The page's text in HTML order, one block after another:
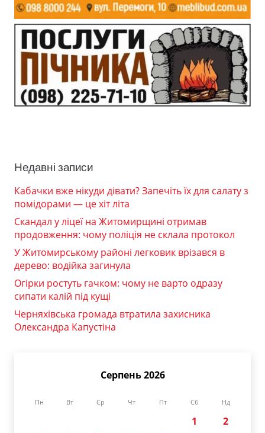
Недавні записи
Кабачки вже нікуди дівати? Запечіть їх для салату з
помідорами — це хіт літа
Скандал у ліцеї на Житомирщині отримав
продовження: чому поліція не склала протокол
У Житомирському районі легковик врізався в
дерево: водійка загинула
Огірки ростуть гачком: чому не варто одразу
сипати калій під кущі
Черняхівська громада втратила захисника
Олександра Капустіна
Серпень 2026
Пн Вт Ср Чт Пт Сб Нд
1
2